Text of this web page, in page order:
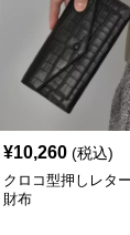
¥10,260 (税込)
クロコ型押しレタ
財布